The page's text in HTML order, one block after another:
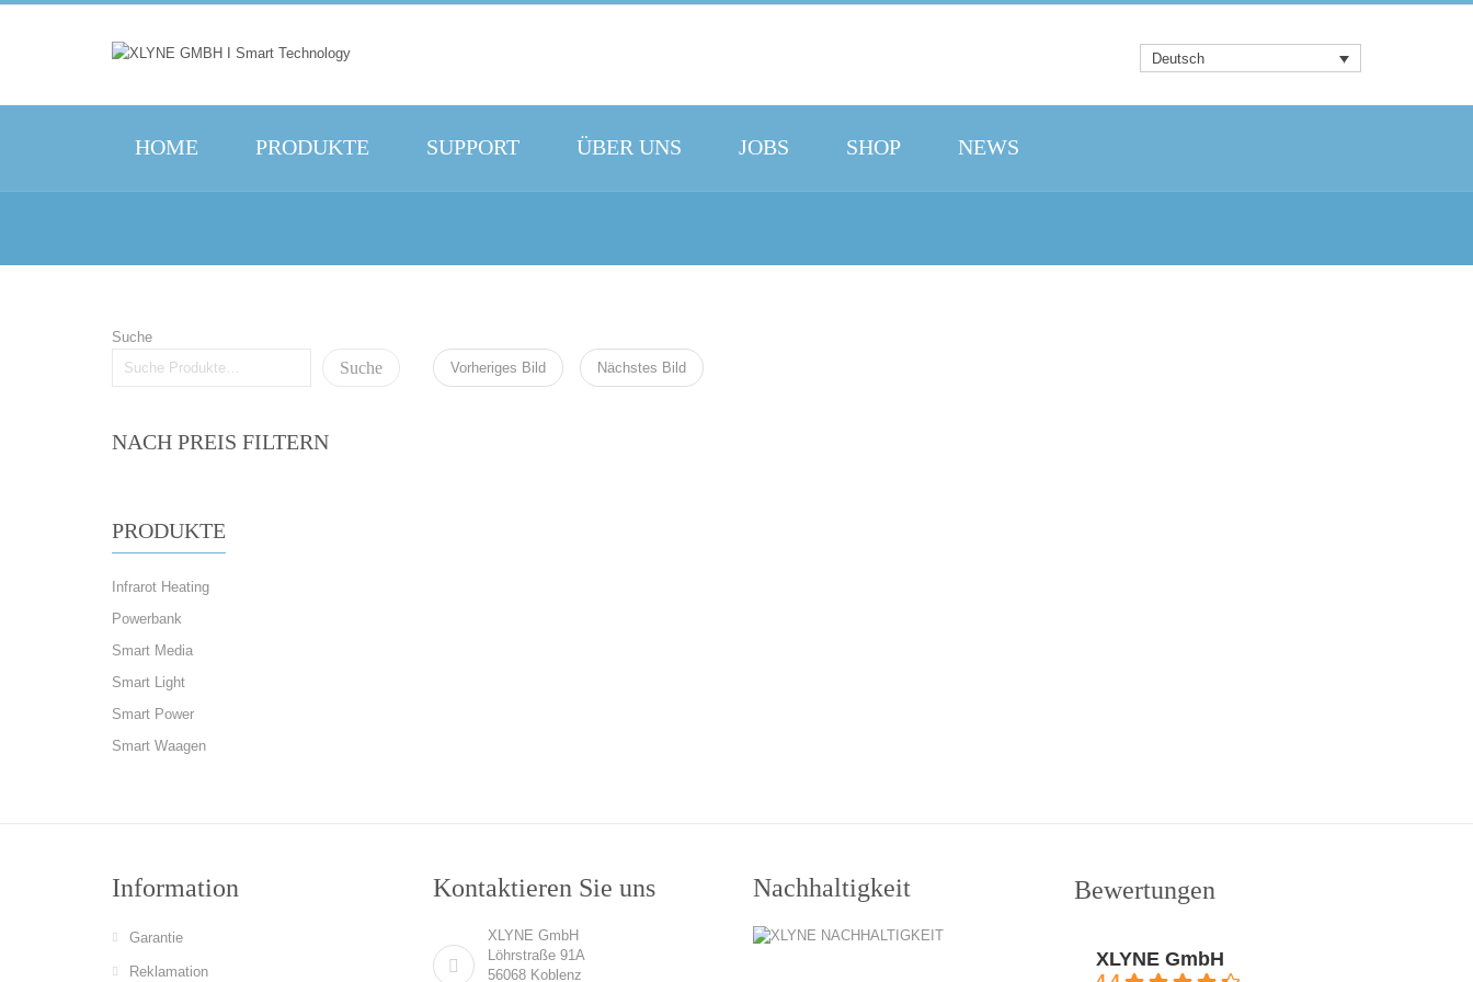
Deutsch
HOME PRODUKTE SUPPORT ÜBER UNS JOBS SHOP NEWS
Suche
Suche
NACH PREIS FILTERN
PRODUKTE
Infrarot Heating
Powerbank
Smart Media
Smart Light
Smart Power
Smart Waagen
Vorheriges Bild Nächstes Bild
Information
Garantie
Reklamation
Kontaktieren Sie uns
XLYNE GmbH
Löhrstraße 91A
56068 Koblenz
Nachhaltigkeit Bewertungen
XLYNE GmbH